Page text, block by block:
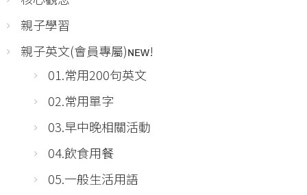
親子學習
親子英文(會員專屬)ɴᴇᴡ!
01.常用200句英文
02.常用單字
03.早中晚相關活動
04.飲食用餐
05.一般生活用語